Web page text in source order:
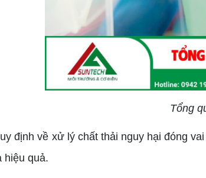
Tổng
định về xử lý chất thải nguy hại đóng
hiệu quả.